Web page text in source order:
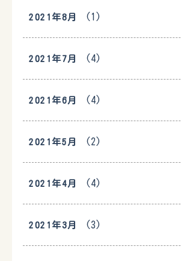
2021年8月 (1)
2021年7月 (4)
2021年6月 (4)
2021年5月 (2)
2021年4月 (4)
2021年3月 (3)